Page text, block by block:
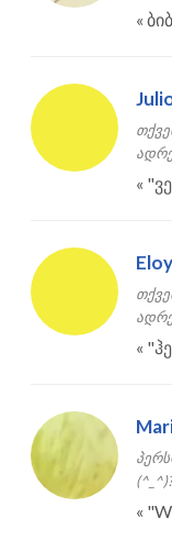
«
«
«
(^_^)?
«